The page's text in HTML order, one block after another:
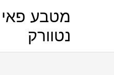
מטבע
נטוורק